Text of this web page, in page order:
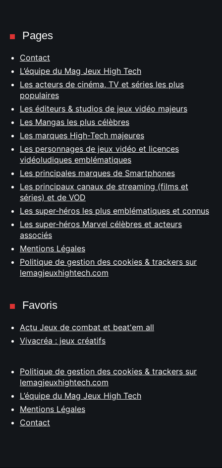
Pages
Contact
L’équipe du Mag Jeux High Tech
Les acteurs de cinéma, TV et séries les plus
populaires
Les éditeurs & studios de jeux vidéo majeurs
Les Mangas les plus célèbres
Les marques High-Tech majeures
Les personnages de jeux vidéo et licences
vidéoludiques emblématiques
Les principales marques de Smartphones
Les principaux canaux de streaming (films et
séries) et de VOD
Les super-héros les plus emblématiques et connus
Les super-héros Marvel célèbres et acteurs
associés
Mentions Légales
Politique de gestion des cookies & trackers sur
lemagjeuxhightech.com
Favoris
Actu Jeux de combat et beat'em all
Vivacréa : jeux créatifs
Politique de gestion des cookies & trackers sur
lemagjeuxhightech.com
L’équipe du Mag Jeux High Tech
Mentions Légales
Contact